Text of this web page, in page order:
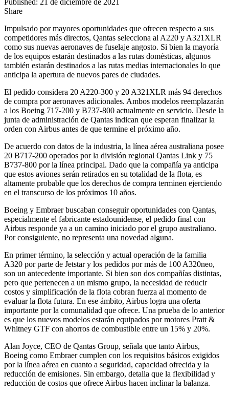
Share
Impulsado por mayores oportunidades que ofrecen respecto a sus
competidores más directos, Qantas selecciona al A220 y A321XLR
como sus nuevas aeronaves de fuselaje angosto. Si bien la mayoría
de los equipos estarán destinados a las rutas domésticas, algunos
también estarán destinados a las rutas medias internacionales lo que
anticipa la apertura de nuevos pares de ciudades.
El pedido considera 20 A220-300 y 20 A321XLR más 94 derechos
de compra por aeronaves adicionales. Ambos modelos reemplazarán
a los Boeing 717-200 y B737-800 actualmente en servicio. Desde la
junta de administración de Qantas indican que esperan finalizar la
orden con Airbus antes de que termine el próximo año.
De acuerdo con datos de la industria, la línea aérea australiana posee
20 B717-200 operados por la división regional Qantas Link y 75
B737-800 por la línea principal. Dado que la compañía ya anticipa
que estos aviones serán retirados en su totalidad de la flota, es
altamente probable que los derechos de compra terminen ejerciendo
en el transcurso de los próximos 10 años.
Boeing y Embraer buscaban conseguir oportunidades con Qantas,
especialmente el fabricante estadounidense, el pedido final con
Airbus responde ya a un camino iniciado por el grupo australiano.
Por consiguiente, no representa una novedad alguna.
En primer término, la selección y actual operación de la familia
A320 por parte de Jetstar y los pedidos por más de 100 A320neo,
son un antecedente importante. Si bien son dos compañías distintas,
pero que pertenecen a un mismo grupo, la necesidad de reducir
costos y simplificación de la flota cobran fuerza al momento de
evaluar la flota futura. En ese ámbito, Airbus logra una oferta
importante por la comunalidad que ofrece. Una prueba de lo anterior
es que los nuevos modelos estarán equipados por motores Pratt &
Whitney GTF con ahorros de combustible entre un 15% y 20%.
Alan Joyce, CEO de Qantas Group, señala que tanto Airbus,
Boeing como Embraer cumplen con los requisitos básicos exigidos
por la línea aérea en cuanto a seguridad, capacidad ofrecida y la
reducción de emisiones. Sin embargo, detalla que la flexibilidad y
reducción de costos que ofrece Airbus hacen inclinar la balanza.